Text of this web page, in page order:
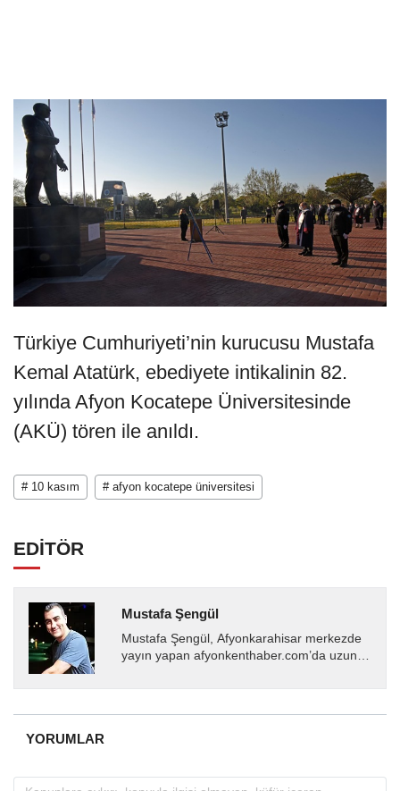
Türkiye Cumhuriyeti’nin kurucusu Mustafa
Kemal Atatürk, ebediyete intikalinin 82.
yılında Afyon Kocatepe Üniversitesinde
(AKÜ) tören ile anıldı.
# 10 kasım # afyon kocatepe üniversitesi
EDİTÖR
Mustafa Şengül
Mustafa Şengül, Afyonkarahisar merkezde
yayın yapan afyonkenthaber.com’da uzun
almakta, haber akışı...
YORUMLAR